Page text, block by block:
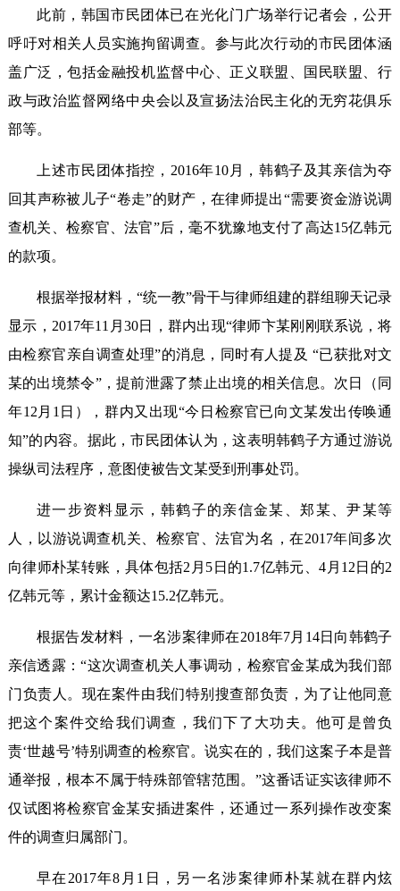
此前，韩国市民团体已在光化门广场举行记者会，公开
呼吁对相关人员实施拘留调查。参与此次行动的市民团体涵
盖广泛，包括金融投机监督中心、正义联盟、国民联盟、行
政与政治监督网络中央会以及宣扬法治民主化的无穷花俱乐
部等。
上述市民团体指控，2016年10月，韩鹤子及其亲信为夺
回其声称被儿子“卷走”的财产，在律师提出“需要资金游说调
查机关、检察官、法官”后，毫不犹豫地支付了高达15亿韩元
的款项。
根据举报材料，“统一教”骨干与律师组建的群组聊天记录
显示，2017年11月30日，群内出现“律师卞某刚刚联系说，将
由检察官亲自调查处理”的消息，同时有人提及 “已获批对文
某的出境禁令”，提前泄露了禁止出境的相关信息。次日（同
年12月1日），群内又出现“今日检察官已向文某发出传唤通
知”的内容。据此，市民团体认为，这表明韩鹤子方通过游说
操纵司法程序，意图使被告文某受到刑事处罚。
进一步资料显示，韩鹤子的亲信金某、郑某、尹某等
人，以游说调查机关、检察官、法官为名，在2017年间多次
向律师朴某转账，具体包括2月5日的1.7亿韩元、4月12日的2
亿韩元等，累计金额达15.2亿韩元。
根据告发材料，一名涉案律师在2018年7月14日向韩鹤子
亲信透露：“这次调查机关人事调动，检察官金某成为我们部
门负责人。现在案件由我们特别搜查部负责，为了让他同意
把这个案件交给我们调查，我们下了大功夫。他可是曾负
责‘世越号’特别调查的检察官。说实在的，我们这案子本是普
通举报，根本不属于特殊部管辖范围。”这番话证实该律师不
仅试图将检察官金某安插进案件，还通过一系列操作改变案
件的调查归属部门。
早在2017年8月1日，另一名涉案律师朴某就在群内炫